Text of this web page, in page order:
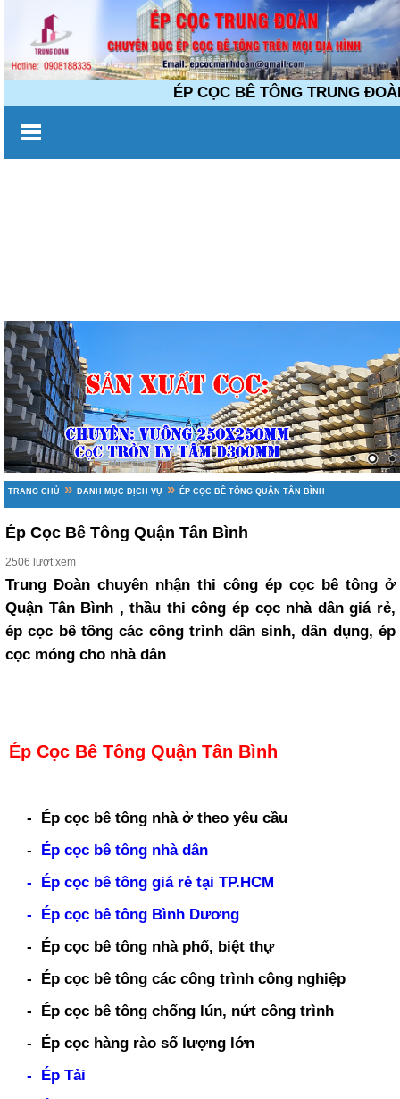
ÉP CỌC BÊ TÔNG TRUNG
TRANG CHỦ » DANH MỤC DỊCH VỤ » ÉP CỌC BÊ TÔNG QUẬN TÂN BÌNH
Ép Cọc Bê Tông Quận Tân Bình
2506 lượt xem
Trung Đoàn chuyên nhận thi công ép cọc bê tông ở
Quận Tân Bình , thầu thi công ép cọc nhà dân giá rẻ,
ép cọc bê tông các công trình dân sinh, dân dụng, ép
cọc móng cho nhà dân
Ép Cọc Bê Tông Quận Tân Bình
- Ép cọc bê tông nhà ở theo yêu cầu
- Ép cọc bê tông nhà dân
- Ép cọc bê tông giá rẻ tại TP.HCM
- Ép cọc bê tông Bình Dương
- Ép cọc bê tông nhà phố, biệt thự
- Ép cọc bê tông các công trình công nghiệp
- Ép cọc bê tông chống lún, nứt công trình
- Ép cọc hàng rào số lượng lớn
- Ép Tải